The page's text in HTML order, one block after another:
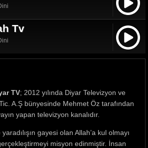
Tv
TV; 2012 yılında Diyar Televizyon ve
A.Ş bünyesinde Mehmet Öz tarafından
yapan televizyon kanalıdır.
gayesi olan Allah’a kul olmayı
misyon edinmiştir. İnsan